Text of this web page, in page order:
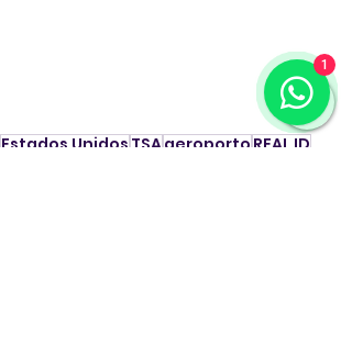
Estados Unidos TSA aeroporto REAL ID
1